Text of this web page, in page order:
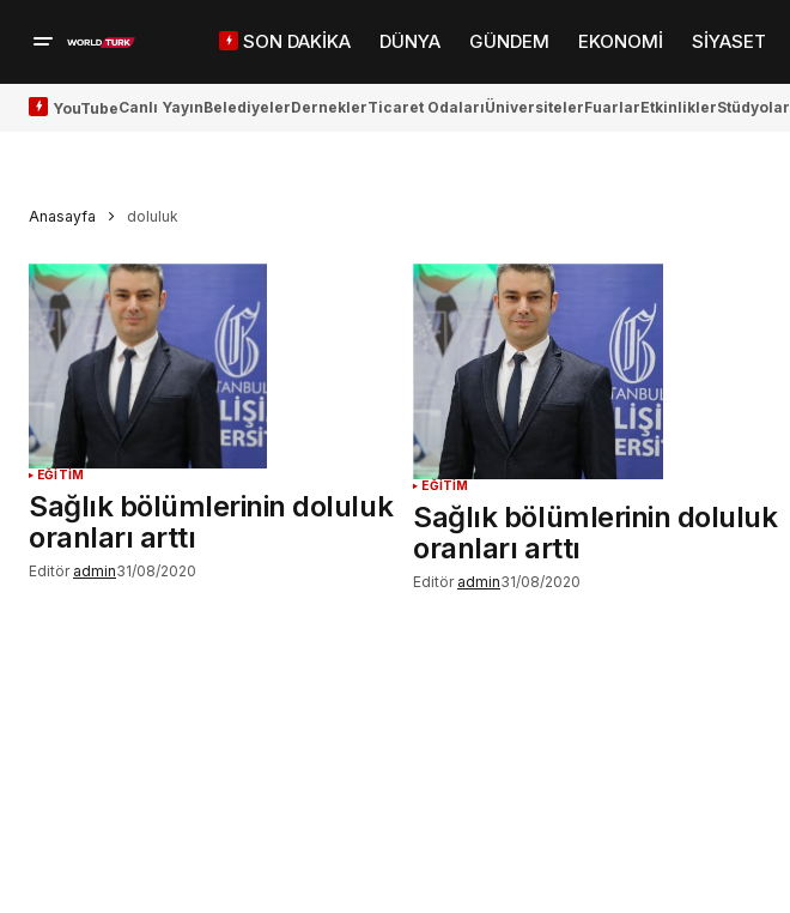
SON DAKİKA DÜNYA GÜNDEM EKONOMİ SİYASET
YouTubeCanlı YayınBelediyelerDerneklerTicaret OdalarıÜniversitelerFuarlarEtkinliklerStüdyolar
Anasayfa doluluk
EĞİTİM
Sağlık bölümlerinin doluluk
oranları arttı
Editör admin31/08/2020
EĞİTİM
Sağlık bölümlerinin doluluk
oranları arttı
Editör admin31/08/2020